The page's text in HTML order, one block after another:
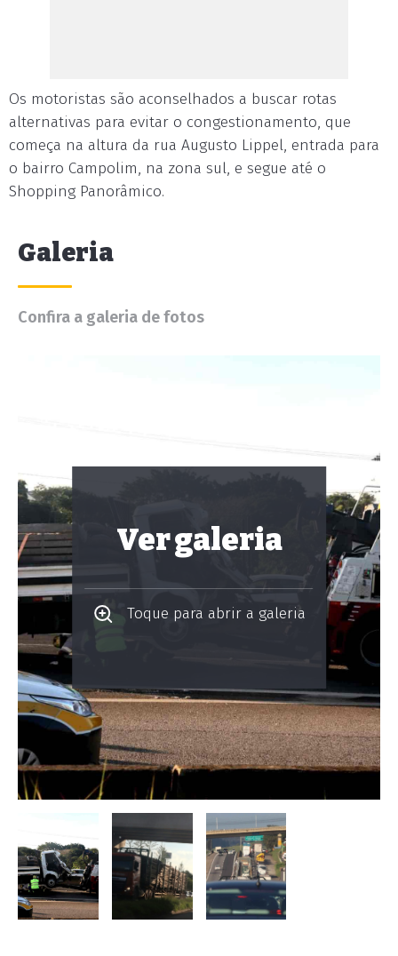
Os motoristas são aconselhados a buscar rotas
alternativas para evitar o congestionamento, que
começa na altura da rua Augusto Lippel, entrada para
o bairro Campolim, na zona sul, e segue até o
Shopping Panorâmico.
Galeria
Confira a galeria de fotos
Ver galeria
Toque para abrir a galeria